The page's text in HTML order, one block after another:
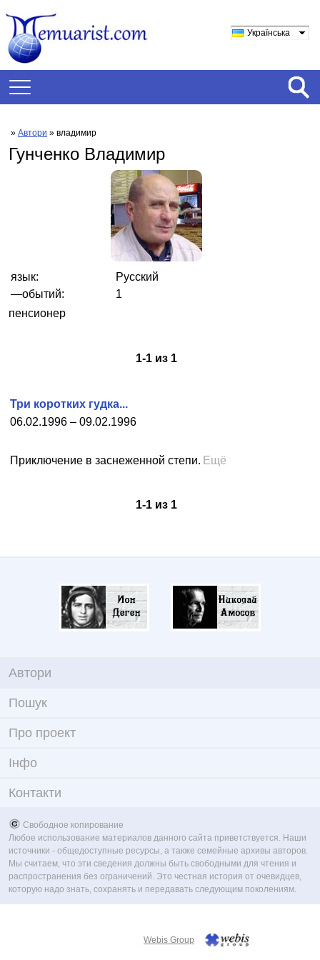
Українська
» Автори » владимир
Гунченко Владимир
язык:
Русский
—обытий:
1
пенсионер
1-1 из 1
06.02.1996 – 09.02.1996
Три коротких гудка...
Приключение в заснеженной степи. Ещё
1-1 из 1
Автори
Пошук
Про проект
Iнфо
Контакти
Свободное копирование
Любое использование материалов данного сайта приветствуется. Наши
источники - общедоступные ресурсы, а также семейные архивы авторов.
Мы считаем, что эти сведения должны быть свободными для чтения и
распространения без ограничений. Это честная история от очевидцев,
которую надо знать, сохранять и передавать следующим поколениям.
Webis Group